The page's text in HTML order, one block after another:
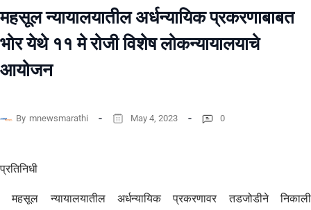
महसूल न्यायालयातील अर्धन्यायिक प्रकरणाबाबत
भोर येथे ११ मे रोजी विशेष लोकन्यायालयाचे
आयोजन
By mnewsmarathi May 4, 2023 0
प्रतिनिधी
महसूल न्यायालयातील अर्धन्यायिक प्रकरणावर तडजोडीने निकाली